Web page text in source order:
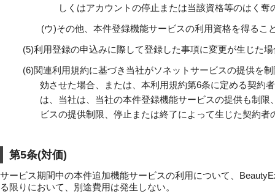
しくはアカウントの停止または当該資格等のはく
(ウ)その他、本件登録機能サービスの利用資格を得るこ
(5)利用登録の申込みに際して登録した事項に変更が生じた
(6)関連利用規約に基づき当社がソネットサービスの提供を
効させた場合、または、本利用規約第6条に定める契約
は、当社は、当社の本件登録機能サービスの提供も制
ビスの提供制限、停止または終了によって生じた契約
第5条(対価)
サービス期間中の本件追加機能サービスの利用について、
る限りにおいて、別途費用は発生しない。